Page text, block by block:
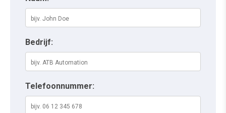
Bedrijf:
Telefoonnummer: